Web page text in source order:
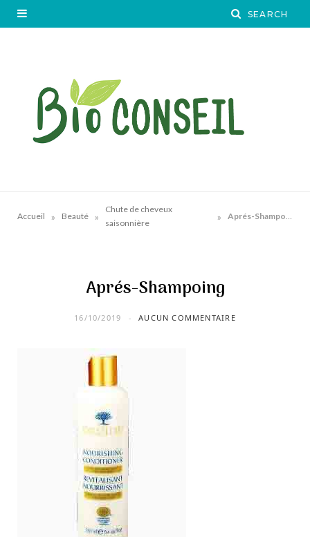
Accueil » Beauté »
Chute de cheveux
saisonnière
» Aprés-Shampoing
Aprés-Shampoing
16/10/2019 AUCUN COMMENTAIRE